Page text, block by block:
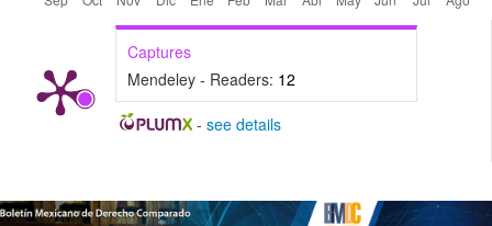
Captures
Mendeley - Readers: 12
- see details